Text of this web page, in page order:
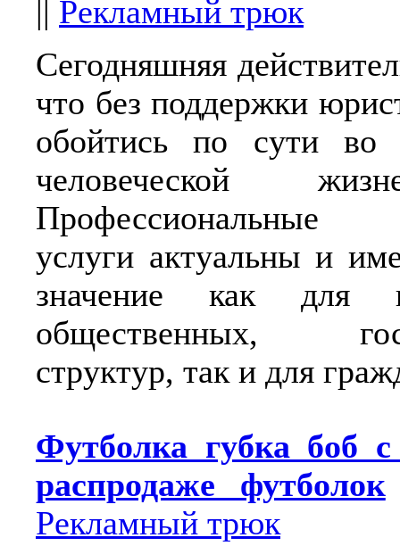
Рекламный трюк
Сегодняшняя
что без поддержки
обойтись по сути во
человеческой
Профессиональные
услуги актуальны и
значение как для
общественных,
структур, так и для
Футболка губка боб
распродаже футболок
Рекламный трюк